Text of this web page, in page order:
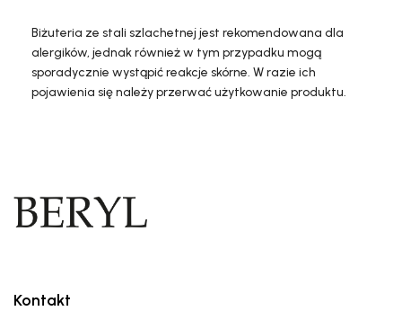
Biżuteria ze stali szlachetnej jest rekomendowana dla
alergików, jednak również w tym przypadku mogą
sporadycznie wystąpić reakcje skórne. W razie ich
pojawienia się należy przerwać użytkowanie produktu.
Kontakt